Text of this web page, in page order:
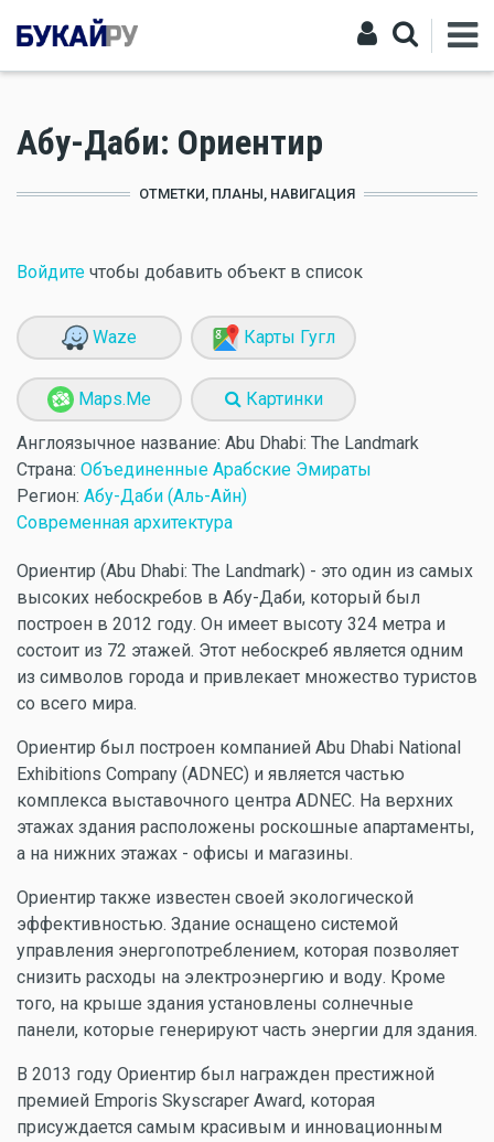
Абу-Даби: Ориентир
ОТМЕТКИ, ПЛАНЫ, НАВИГАЦИЯ
Войдите чтобы добавить объект в список
Waze Карты Гугл
Maps.Me Картинки
Англоязычное название: Abu Dhabi: The Landmark
Страна: Объединенные Арабские Эмираты
Регион: Абу-Даби (Аль-Айн)
Современная архитектура
Ориентир (Abu Dhabi: The Landmark) - это один из самых
высоких небоскребов в Абу-Даби, который был
построен в 2012 году. Он имеет высоту 324 метра и
состоит из 72 этажей. Этот небоскреб является одним
из символов города и привлекает множество туристов
со всего мира.
Ориентир был построен компанией Abu Dhabi National
Exhibitions Company (ADNEC) и является частью
комплекса выставочного центра ADNEC. На верхних
этажах здания расположены роскошные апартаменты,
а на нижних этажах - офисы и магазины.
Ориентир также известен своей экологической
эффективностью. Здание оснащено системой
управления энергопотреблением, которая позволяет
снизить расходы на электроэнергию и воду. Кроме
того, на крыше здания установлены солнечные
панели, которые генерируют часть энергии для здания.
В 2013 году Ориентир был награжден престижной
премией Emporis Skyscraper Award, которая
присуждается самым красивым и инновационным